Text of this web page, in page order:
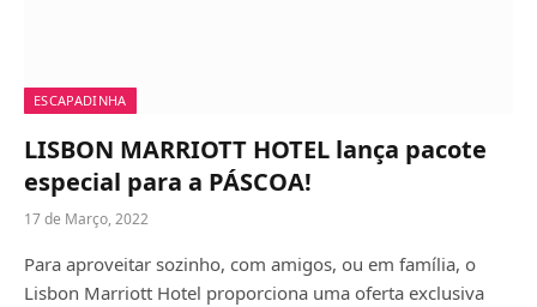
ESCAPADINHA
LISBON MARRIOTT HOTEL lança pacote
especial para a PÁSCOA!
17 de Março, 2022
Para aproveitar sozinho, com amigos, ou em família, o
Lisbon Marriott Hotel proporciona uma oferta exclusiva